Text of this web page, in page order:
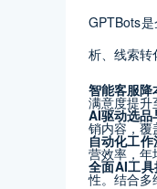
GPTBots
析、线索转
智能客服降
满意度提升
AI驱动选品
销内容，覆
自动化工
营效率，年
全面AI工
性。结合多